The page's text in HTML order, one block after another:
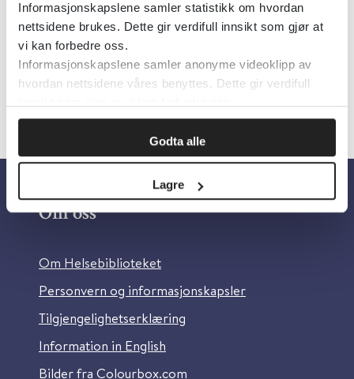
Informasjonskapslene samler statistikk om hvordan
nettsidene brukes. Dette gir verdifull innsikt som gjør at
vi kan forbedre oss.
Informasjonskapslene samler anonyme videoklipp av
hvordan nettsidene våres benyttes. Dette gir verdifull
Godta alle
Lagre
Detaljer
Om oss
Om Helsebiblioteket
Personvern og informasjonskapsler
Tilgjengelighetserklæring
Information in English
Bilder fra Colourbox.com